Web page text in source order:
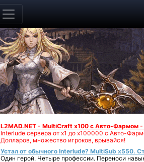
L2MAD.NET - MultiCraft x100 с Авто-Фармом
Interlude сервера от х1 до х100000 с Авто-
Долларов, множество игроков, врывайся!
Устал от обычного Interlude? MultiSub x550.
Один герой. Четыре профессии. Переноси